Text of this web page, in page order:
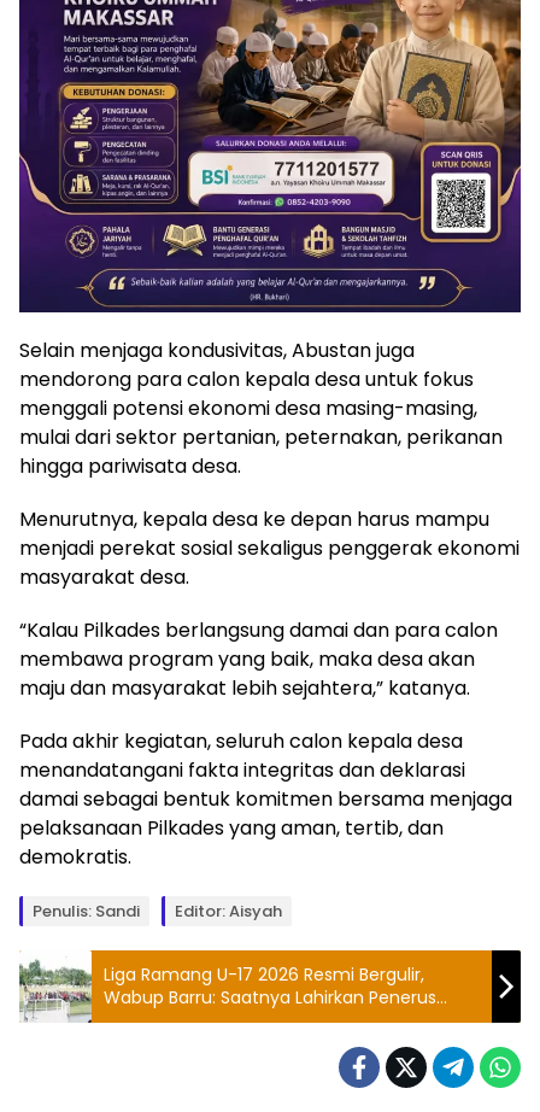
Selain menjaga kondusivitas, Abustan juga
mendorong para calon kepala desa untuk fokus
menggali potensi ekonomi desa masing-masing,
mulai dari sektor pertanian, peternakan, perikanan
hingga pariwisata desa.
Menurutnya, kepala desa ke depan harus mampu
menjadi perekat sosial sekaligus penggerak ekonomi
masyarakat desa.
“Kalau Pilkades berlangsung damai dan para calon
membawa program yang baik, maka desa akan
maju dan masyarakat lebih sejahtera,” katanya.
Pada akhir kegiatan, seluruh calon kepala desa
menandatangani fakta integritas dan deklarasi
damai sebagai bentuk komitmen bersama menjaga
pelaksanaan Pilkades yang aman, tertib, dan
demokratis.
Penulis: Sandi Editor: Aisyah
Liga Ramang U-17 2026 Resmi Bergulir,
Wabup Barru: Saatnya Lahirkan Penerus
Ramang